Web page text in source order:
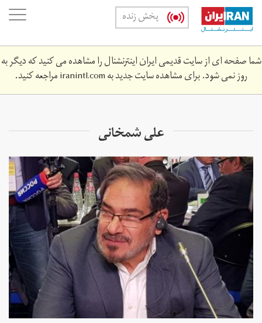
Skip
main
content
پخش زنده
شما صفحه ای از سایت قدیمی ایران اینترنشنال را مشاهده می کنید که دیگر به
روز نمی شود. برای مشاهده سایت جدید بهiranintl.comمراجعه کنید.
​​​​​​​علی شمخانی